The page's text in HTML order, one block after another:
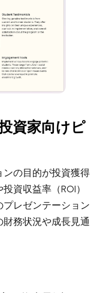
資家向けピ
の目的が投資獲得
資収益率（ROI）
レゼンテーション
務状況や成長見通